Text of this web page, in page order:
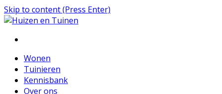
Skip to content (Press Enter)
Huizen en Tuinen
Inspiratie voor wonen en tuinieren
Wonen
Tuinieren
Kennisbank
Over ons